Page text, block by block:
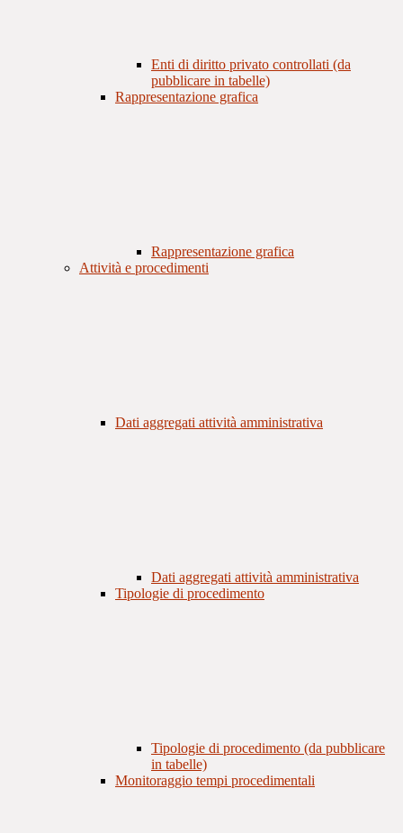
Enti di diritto privato controllati (da
pubblicare in tabelle)
Rappresentazione grafica
Rappresentazione grafica
Attività e procedimenti
Dati aggregati attività amministrativa
Dati aggregati attività amministrativa
Tipologie di procedimento
Tipologie di procedimento (da pubblicare
in tabelle)
Monitoraggio tempi procedimentali